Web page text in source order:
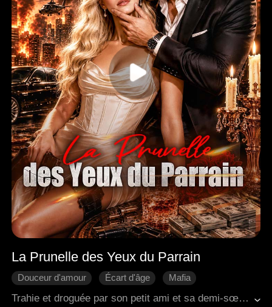
La Prunelle des Yeux du Parrain
Douceur d'amour Écart d'âge
Mafia
Trahie et droguée par son petit ami et sa demi-sœur, Jennifer trébucha dans la mauvaise chambre, cherchant un refuge désespéré dans les bras d'un inconnu. Mais son salut se transforma en scandale lorsqu'elle découvrit qu'il s'agissait du père de son petit ami, l'homme le plus influent et redoutable de la ville, un chef redouté de la mafia. Celui qui aurait dû l'éliminer devint au contraire sa plus dangereuse obsession. Désormais, elle devait choisir - son ancienne vie de souffrance ou une nouvelle existence en tant que compagne du Parrain.